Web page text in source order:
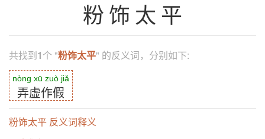
粉饰太平
共找到1个 "粉饰太平" 的反义词，分别如下:
nòng xū zuò jiǎ
弄虚作假
粉饰太平 反义词释义